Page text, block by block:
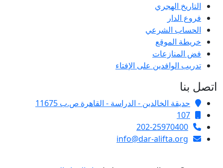
التاريخ الهجري
فروع الدار
الحساب الشرعي
خريطة الموقع
فض المنازعات
تدريب الوافدين على الإفتاء
اتصل بنا
حديقة الخالدين - الدراسة - القاهرة ص.ب 11675
107
202-25970400
info@dar-alifta.org